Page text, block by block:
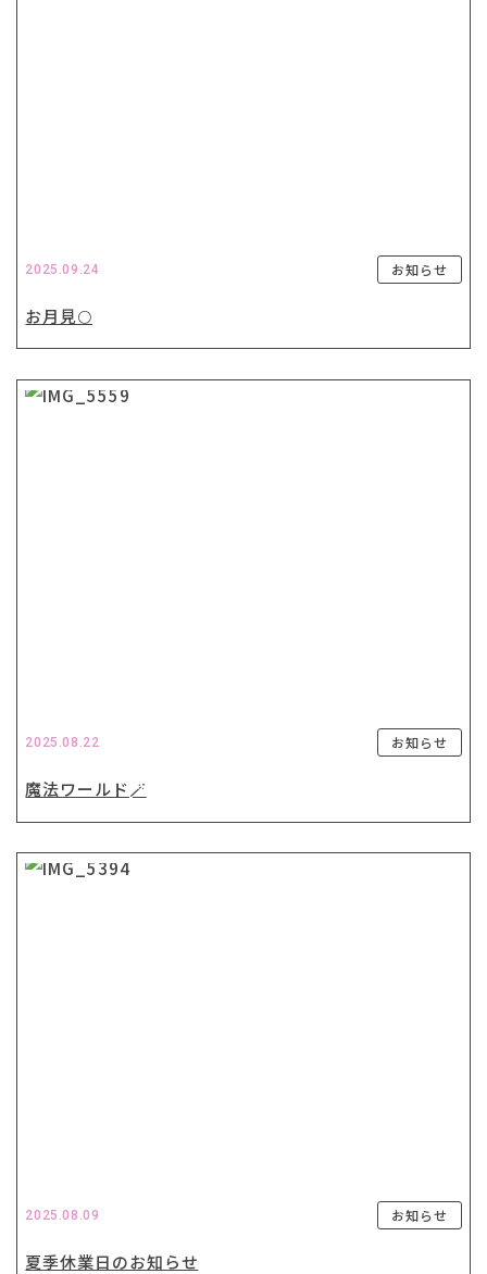
2025.09.24 お知らせ
お月見🌕
2025.08.22 お知らせ
魔法ワールド🪄
2025.08.09 お知らせ
夏季休業日のお知らせ